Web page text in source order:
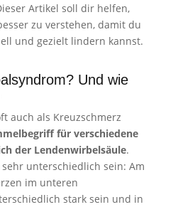
Artikel soll dir helfen,
zu verstehen, damit du
und gezielt lindern kannst.
Und wie
auch als Kreuzschmerz
für verschiedene
der Lendenwirbelsäule.
unterschiedlich sein: Am
im unteren
stark sein und in